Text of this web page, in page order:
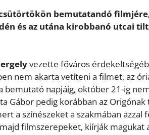
bemutatandó
és az utána kirobbanó utcai
vezette főváros
nem akarta vetíteni a filmet, az
napjáig, október 21-ig
Gábor pedig korábban az
a színészeket a szakmában azzal
filmszerepeket, kiírják magukat